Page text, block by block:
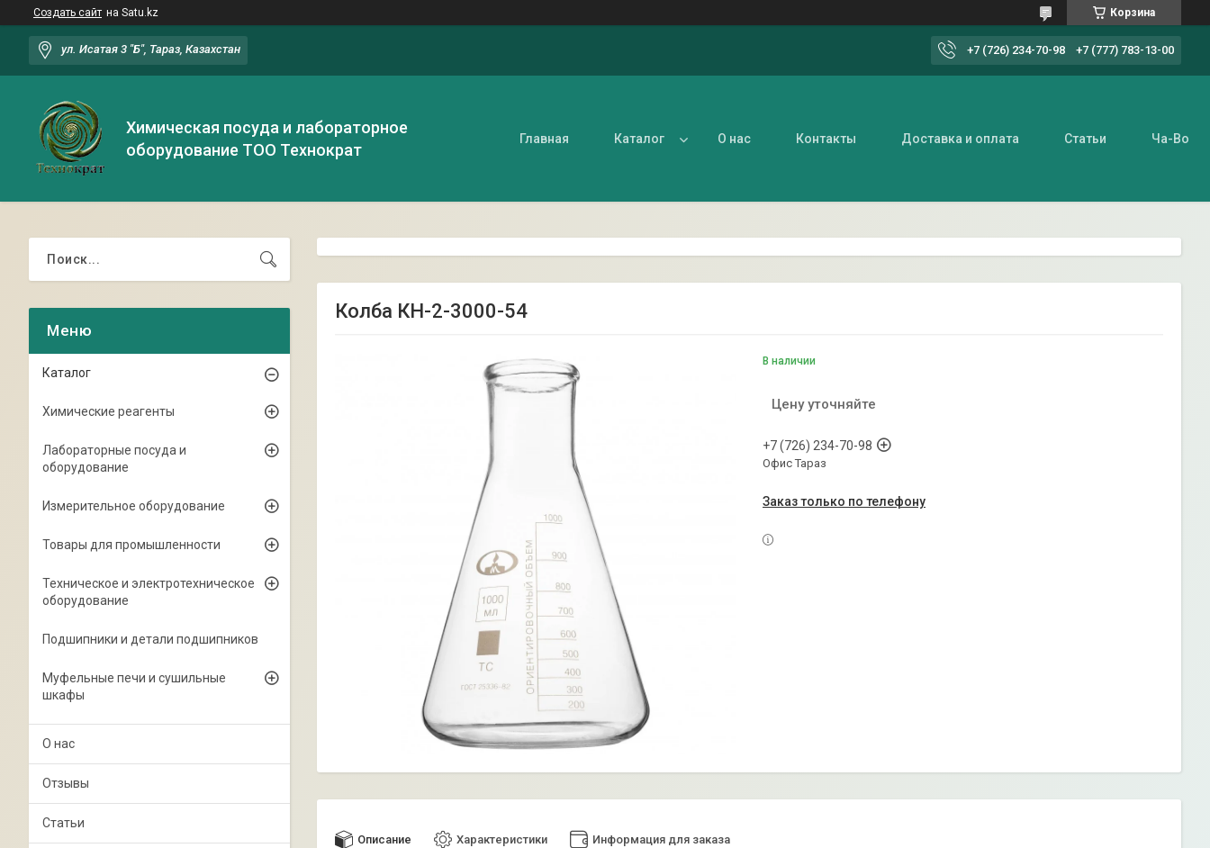
Создать сайт на Satu.kz Корзина
ул. Исатая 3 "Б", Тараз, Казахстан +7 (726) 234-70-98 +7 (777) 783-13-00
Химическая посуда и лабораторное
оборудование ТОО Технократ
Главная Каталог О нас Контакты Доставка и оплата Статьи Ча-Во
Колба КН-2-3000-54
В наличии
Цену уточняйте
+7 (726) 234-70-98
Офис Тараз
Заказ только по телефону
Описание Характеристики Информация для заказа
Каталог
Химические реагенты
Лабораторные посуда и
оборудование
Измерительное оборудование
Товары для промышленности
Техническое и электротехническое
оборудование
Подшипники и детали подшипников
Муфельные печи и сушильные
шкафы
О нас
Отзывы
Статьи